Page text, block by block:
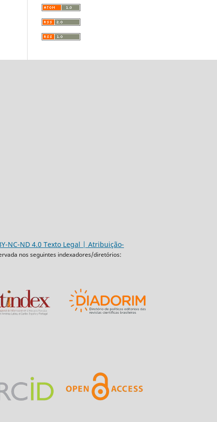
NC-ND 4.0 Texto Legal | Atribuição-
nos seguintes indexadores/diretórios: